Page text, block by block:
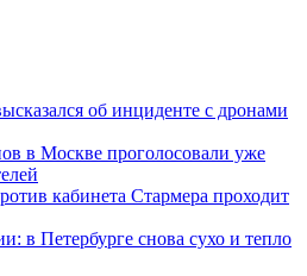
об инциденте с дронами
в Москве проголосовали уже
кабинета Стармера проходит
в Петербурге снова сухо и тепло